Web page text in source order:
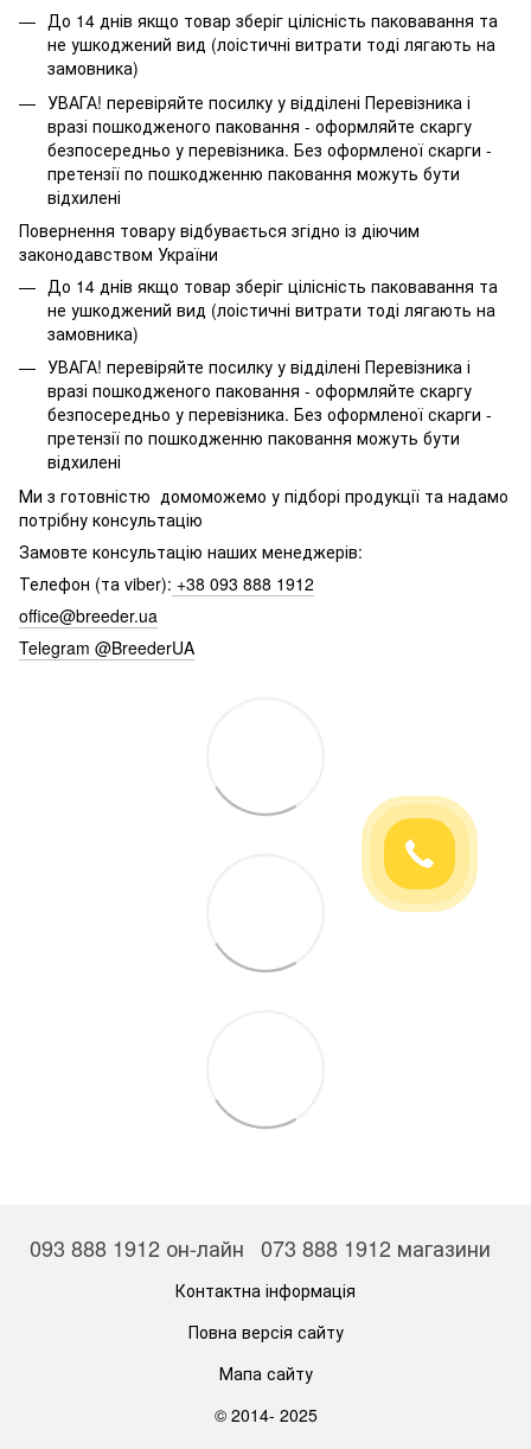
До 14 днів якщо товар зберіг цілісність паковавання та
не ушкоджений вид (лоістичні витрати тоді лягають на
замовника)
УВАГА! перевіряйте посилку у відділені Перевізника і
вразі пошкодженого паковання - оформляйте скаргу
безпосередньо у перевізника. Без оформленої скарги -
претензії по пошкодженню паковання можуть бути
відхилені
Повернення товару відбувається згідно із діючим
законодавством України
До 14 днів якщо товар зберіг цілісність паковавання та
не ушкоджений вид (лоістичні витрати тоді лягають на
замовника)
УВАГА! перевіряйте посилку у відділені Перевізника і
вразі пошкодженого паковання - оформляйте скаргу
безпосередньо у перевізника. Без оформленої скарги -
претензії по пошкодженню паковання можуть бути
відхилені
Ми з готовністю домоможемо у підборі продукції та надамо
потрібну консультацію
Замовте консультацію наших менеджерів:
Телефон (та viber): +38 093 888 1912
office@breeder.ua
Telegram @BreederUA
093 888 1912 он-лайн 073 888 1912 магазини
Контактна інформація
Повна версія сайту
Мапа сайту
© 2014- 2025